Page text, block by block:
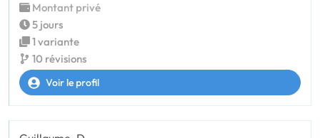
Montant privé
5 jours
1 variante
10 révisions
Voir le profil